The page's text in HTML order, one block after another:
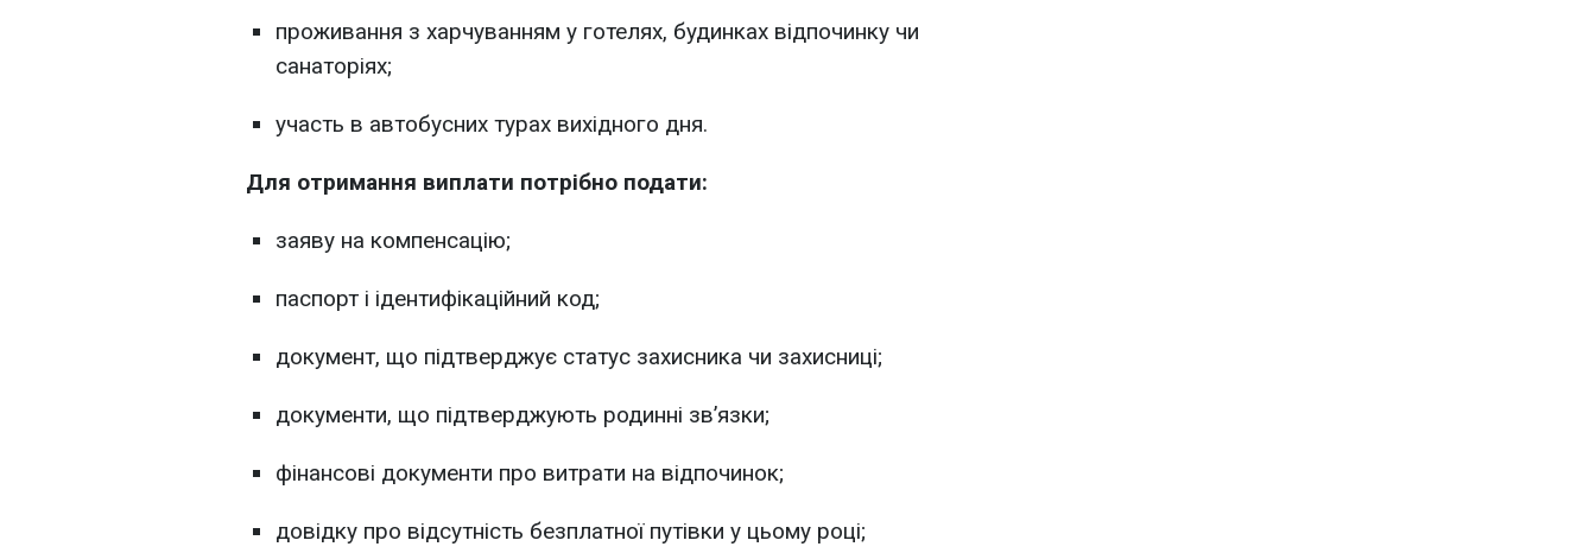
проживання з харчуванням у готелях, будинках відпочинку чи
санаторіях;
участь в автобусних турах вихідного дня.
Для отримання виплати потрібно подати:
заяву на компенсацію;
паспорт і ідентифікаційний код;
документ, що підтверджує статус захисника чи захисниці;
документи, що підтверджують родинні зв’язки;
фінансові документи про витрати на відпочинок;
довідку про відсутність безплатної путівки у цьому році;